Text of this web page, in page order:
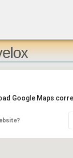
Google Maps